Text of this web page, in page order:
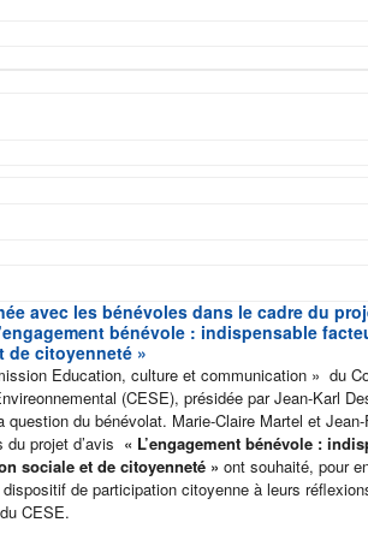
avec les bénévoles dans le cadre du
bénévole : indispensable
de citoyenneté »
Education, culture et communication » du
(CESE), présidée par Jean-Karl
question du bénévolat. Marie-Claire Martel et
du projet d’avis « L’engagement bénévole :
sociale et de citoyenneté » ont souhaité, pour
dispositif de participation citoyenne à leurs
CESE.